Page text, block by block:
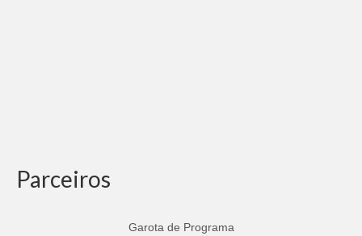
Parceiros
Garota de Programa